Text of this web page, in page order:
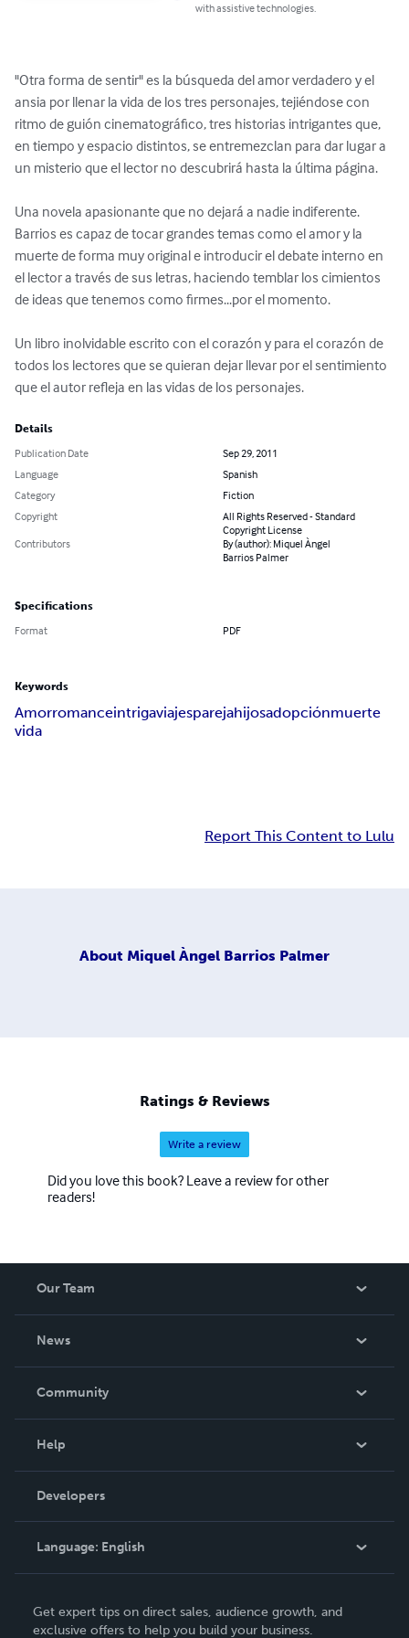
with assistive technologies.
"Otra forma de sentir" es la búsqueda del amor verdadero y el
ansia por llenar la vida de los tres personajes, tejiéndose con
ritmo de guión cinematográfico, tres historias intrigantes que,
en tiempo y espacio distintos, se entremezclan para dar lugar a
un misterio que el lector no descubrirá hasta la última página.
Una novela apasionante que no dejará a nadie indiferente.
Barrios es capaz de tocar grandes temas como el amor y la
muerte de forma muy original e introducir el debate interno en
el lector a través de sus letras, haciendo temblar los cimientos
de ideas que tenemos como firmes...por el momento.
Un libro inolvidable escrito con el corazón y para el corazón de
todos los lectores que se quieran dejar llevar por el sentimiento
que el autor refleja en las vidas de los personajes.
Details
Publication Date
Sep 29, 2011
Language
Spanish
Category
Fiction
Copyright
All Rights Reserved - Standard
Copyright License
Contributors
By (author): Miquel Àngel
Barrios Palmer
Specifications
Format PDF
Keywords
Amorromanceintrigaviajesparejahijosadopciónmuerte
vida
Report This Content to Lulu
About Miquel Àngel Barrios Palmer
Ratings & Reviews
Write a review
Did you love this book? Leave a review for other
readers!
Our Team
News
In The News
Community
Podcast
Help
Order Lookup
Knowledge Base
Contact Support
Developers
Language: English
Deutsch
Get expert tips on direct sales, audience growth, and
exclusive offers to help you build your business.